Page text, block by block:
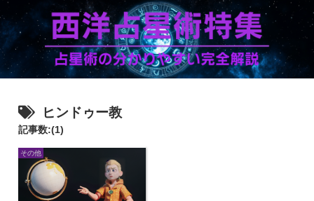
ヒンドゥー教
記事数:(1)
その他